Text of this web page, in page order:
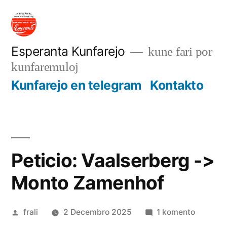
rekte
enhavo
Esperanta Kunfarejo
kune fari por
kunfaremuloj
Kunfarejo en telegram Kontakto
Peticio: Vaalserberg ->
Monto Zamenhof
Afiŝita
frali 2 Decembro 2025 1 komentopri